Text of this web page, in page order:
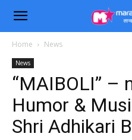
Home News
News
“MAIBOLI” –
Humor &
Shri Adhikari